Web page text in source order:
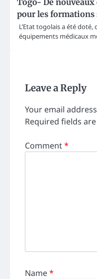
pour les formations
L’Etat togolais a été
équipements médicaux
Leave a Reply
Your email
Required fields
Comment*
Name*